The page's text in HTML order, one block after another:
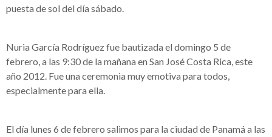
puesta de sol del día sábado.
Nuria García Rodríguez fue bautizada el domingo 5 de
febrero, a las 9:30 de la mañana en San José Costa Rica, este
año 2012. Fue una ceremonia muy emotiva para todos,
especialmente para ella.
El día lunes 6 de febrero salimos para la ciudad de Panamá a las